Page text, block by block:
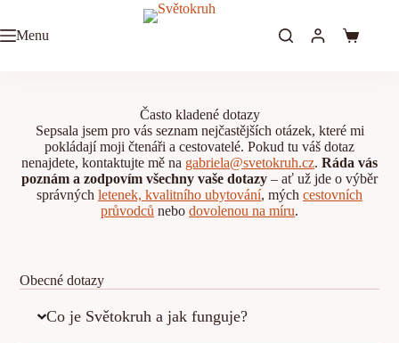
Menu
Často kladené dotazy
Sepsala jsem pro vás seznam nejčastějších otázek, které mi
pokládají moji čtenáři a cestovatelé. Pokud tu váš dotaz
nenajdete, kontaktujte mě na gabriela@svetokruh.cz. Ráda vás
poznám a zodpovím všechny vaše dotazy – ať už jde o výběr
správných letenek, kvalitního ubytování, mých cestovních
průvodců nebo dovolenou na míru.
Obecné dotazy
Co je Světokruh a jak funguje?